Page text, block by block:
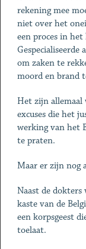
rekening mee
niet over het
een proces in
Gespecialiseerde
om zaken te
moord en brand
Het zijn allemaal
excuses die het
werking van het
te praten.
Maar er zijn nog
Naast de dokters
kaste van de
een korpsgeest
toelaat.